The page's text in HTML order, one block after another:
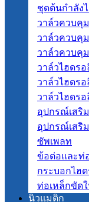
ชุดต้นกำลัง
วาล์วควบคุ
วาล์วควบคุ
วาล์วควบคุ
วาล์วไฮดร
วาล์วไฮดร
วาล์วไฮดร
อุปกรณ์เสริ
อุปกรณ์เสริ
ซัพเพลท
ข้อต่อและท่
กระบอกไฮ
ท่อเหล็กขัด
นิวแมติก